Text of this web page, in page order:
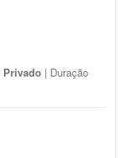
Privado | Duração